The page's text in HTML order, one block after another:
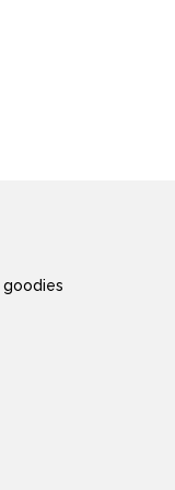
goodies